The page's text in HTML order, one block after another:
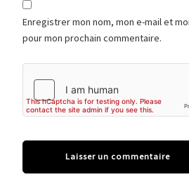
Enregistrer mon nom, mon e-mail et
pour mon prochain commentaire.